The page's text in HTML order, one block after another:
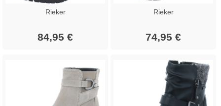
Rieker
84,95 €
Rieker
74,95 €